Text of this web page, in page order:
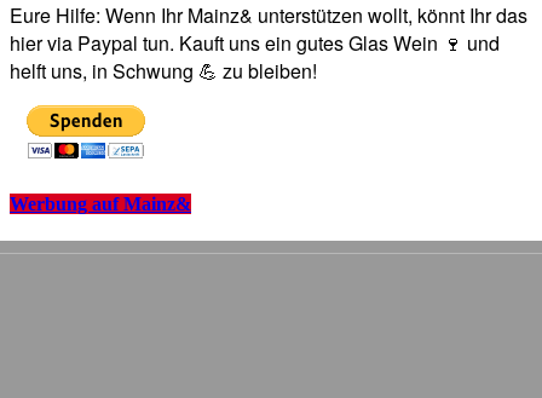
Eure Hilfe: Wenn Ihr Mainz& unterstützen wollt, könnt Ihr das
hier via Paypal tun. Kauft uns ein gutes Glas Wein 🍷 und
helft uns, in Schwung 💪 zu bleiben!
Werbung auf Mainz&